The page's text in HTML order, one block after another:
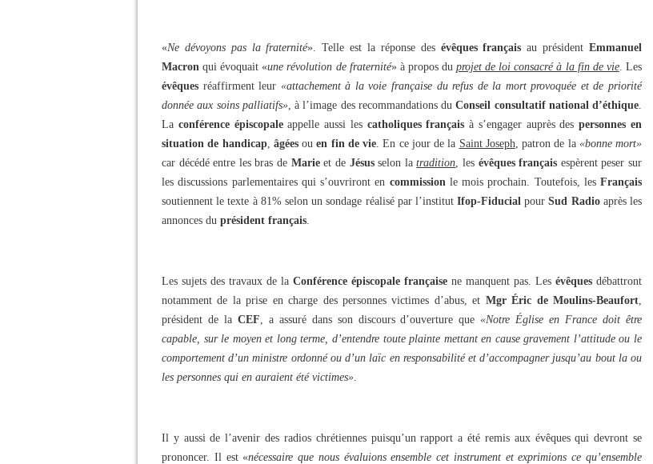
«Ne dévoyons pas la fraternité».Telle est la réponse des évêques français au présidentEmmanuel
Macron qui évoquait «une révolution de fraternité» à propos duprojet de loi consacré à la fin de vie. Les
évêques réaffirment leur «attachement à la voie française du refus de la mort provoquée et de priorité
donnée aux soins palliatifs», à l’image des recommandations duConseil consultatif national d’éthique.
La conférence épiscopaleappelle aussi les catholiques français à s’engager auprès despersonnes en
situation de handicap, âgéesouen fin de vie. En ce jour de la Saint Joseph, patron de la «bonne mort»
car décédé entre les bras de Marieet de Jésusselon latradition, les évêques français espèrent peser sur
les discussions parlementaires qui s’ouvriront en commissionle mois prochain. Toutefois, les Français
soutiennent le texte à 81% selon un sondage réalisé par l’institutIfop-Fiducial pourSud Radioaprès les
annonces du président français.
Les sujets des travaux de la Conférence épiscopale française ne manquent pas. Les évêques débattront
notamment de la prise en charge des personnes victimes d’abus, et Mgr Éric de Moulins-Beaufort,
président de la CEF, a assuré dans son discours d’ouverture que«Notre Église en France doit être
capable, sur le moyen et long terme, d’entendre toute plainte mettant en cause gravement l’attitude ou le
comportement d’un ministre ordonné ou d’un laïc en responsabilité et d’accompagner jusqu’au bout la ou
les personnes qui en auraient été victimes».
Il y aussi de l’avenir des radios chrétiennes puisqu’un rapport a été remis aux évêques qui devront se
prononcer. Il est «nécessaire que nous évaluions ensemble cet instrument et exprimions ce qu’ensemble